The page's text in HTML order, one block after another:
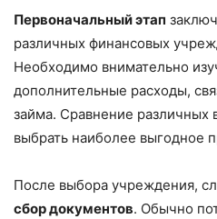
Первоначальный этап
различных финансовых
Необходимо внимательно
дополнительные расходы,
займа. Сравнение различных
выбрать наиболее выгодное
После выбора учреждения,
сбор документов. Обычно